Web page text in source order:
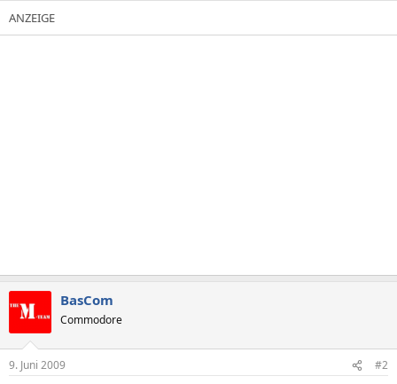
BasCom
Commodore
9. Juni 2009 #2